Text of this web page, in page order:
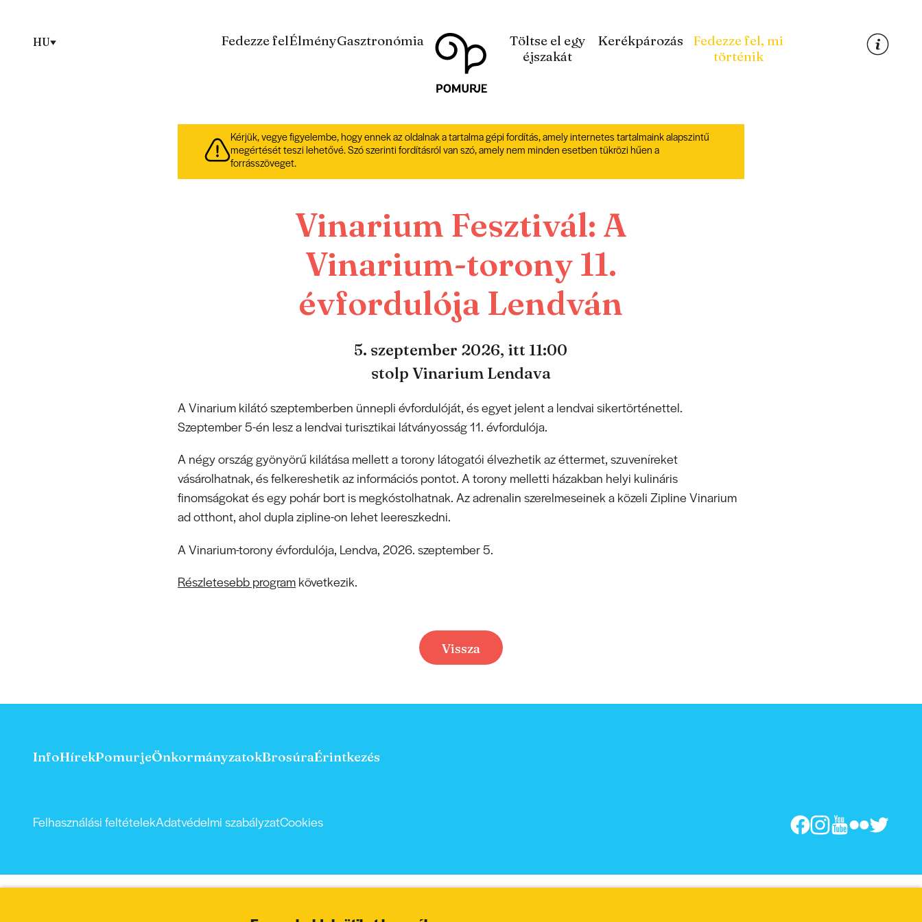
vsebino
HU Fedezze felÉlményGasztronómia
Töltse el egy
éjszakát
Kerékpározás
Fedezze fel, mi
történik
Kérjük, vegye figyelembe, hogy ennek az oldalnak a tartalma gépi fordítás, amely internetes tartalmaink alapszintű
megértését teszi lehetővé. Szó szerinti fordításról van szó, amely nem minden esetben tükrözi hűen a
forrásszöveget.
Vinarium Fesztivál: A
Vinarium-torony 11.
évfordulója Lendván
5. szeptember 2026, itt 11:00
stolp Vinarium Lendava
A Vinarium kilátó szeptemberben ünnepli évfordulóját, és egyet jelent a lendvai sikertörténettel.
Szeptember 5-én lesz a lendvai turisztikai látványosság 11. évfordulója.
A négy ország gyönyörű kilátása mellett a torony látogatói élvezhetik az éttermet, szuveníreket
vásárolhatnak, és felkereshetik az információs pontot. A torony melletti házakban helyi kulináris
finomságokat és egy pohár bort is megkóstolhatnak. Az adrenalin szerelmeseinek a közeli Zipline Vinarium
ad otthont, ahol dupla zipline-on lehet leereszkedni.
A Vinarium-torony évfordulója, Lendva, 2026. szeptember 5.
Részletesebb program következik.
Vissza
InfoHírekPomurjeÖnkormányzatokBrosúraÉrintkezés
Felhasználási feltételekAdatvédelmi szabályzatCookies